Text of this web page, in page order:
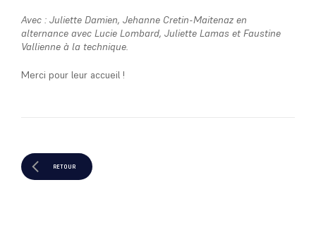
Avec : Juliette Damien, Jehanne Cretin-Maitenaz en
alternance avec Lucie Lombard, Juliette Lamas et Faustine
Vallienne à la technique.
Merci pour leur accueil !
RETOUR